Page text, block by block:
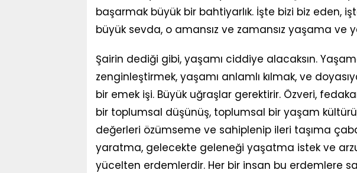
başarmak büyük bir bahtiyarlık. İşte bizi biz eden,
büyük sevda, o amansız ve zamansız yaşama ve
Şairin dediği gibi, yaşamı ciddiye alacaksın.
zenginleştirmek, yaşamı anlamlı kılmak, ve
bir emek işi. Büyük uğraşlar gerektirir. Özveri,
bir toplumsal düşünüş, toplumsal bir yaşam kültürü,
değerleri özümseme ve sahiplenip ileri taşıma
yaratma, gelecekte geleneği yaşatma istek ve
yücelten erdemlerdir. Her bir insan bu erdemlere